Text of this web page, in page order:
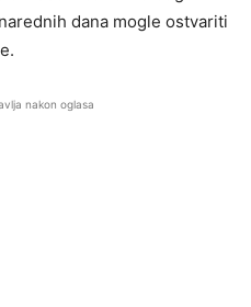
dana mogle ostvariti
nakon oglasa